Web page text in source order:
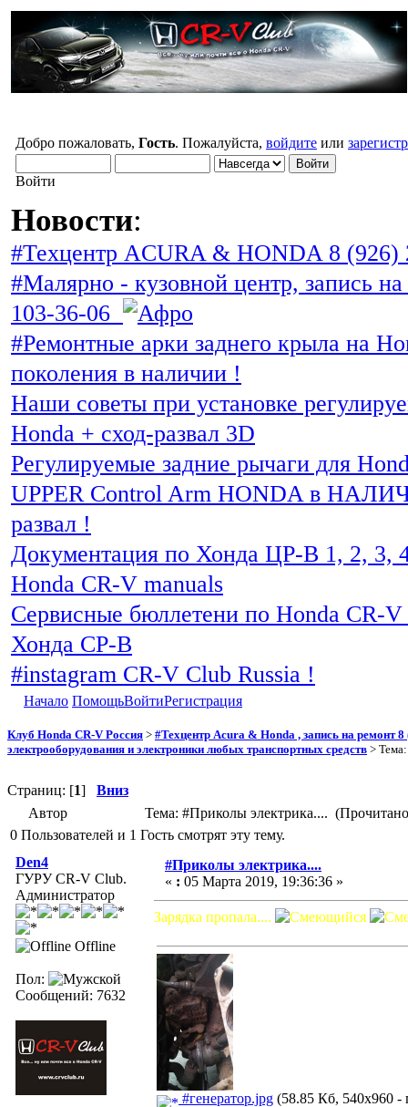
Добро пожаловать, Гость. Пожалуйста, войдите или
Войти
Новости:
#Техцентр ACURA & HONDA 8 (926)
#Малярно - кузовной центр, запись
103-36-06
#Ремонтные арки заднего крыла на
поколения в наличии !
Наши советы при установке
Honda + сход-развал 3D
Регулируемые задние рычаги для
UPPER Control Arm HONDA в
развал !
Документация по Хонда ЦР-В 1, 2, 3,
Honda CR-V manuals
Сервисные бюллетени по Honda CR-
Хонда СР-В
#instagram CR-V Club Russia !
Начало ПомощьВойтиРегистрация
Клуб Honda CR-V Россия > #Техцентр Acura & Honda , запись на ремонт 8
электрооборудования и электроники любых транспортных средств >
Страниц: [1] Вниз
Автор
Тема: #Приколы электрика....
0 Пользователей и 1 Гость смотрят эту тему.
Den4
ГУРУ CR-V Club.
Администратор
Offline
Пол:
Сообщений: 7632
#Приколы электрика....
« : 05 Марта 2019, 19:36:36 »
Зарядка пропала....
#генератор.jpg (58.85 Кб, 540x960 -